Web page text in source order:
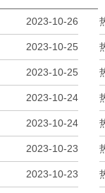
2023-10-26
2023-10-25
2023-10-25
2023-10-24
2023-10-24
2023-10-23
2023-10-23